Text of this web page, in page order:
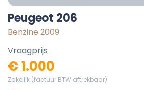
Peugeot 206
Benzine 2009
Vraagprijs
€ 1.000
Zakelijk (factuur BTW aftrekbaar)